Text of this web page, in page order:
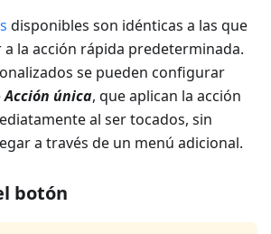
disponibles son idénticas a las que
a la acción rápida predeterminada.
se pueden configurar
Acción única, que aplican la acción
al ser tocados, sin
a través de un menú adicional.
botón